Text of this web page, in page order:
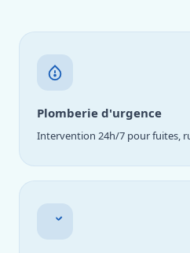
Plomberie d'urgence
Intervention 24h/7 pour fuites,